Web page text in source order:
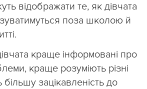
відображати те, як дівчата
поза школою й
краще інформовані про
краще розуміють різні
зацікавленість до